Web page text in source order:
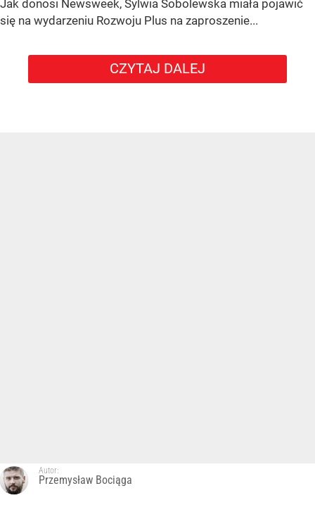
Jak donosi Newsweek, Sylwia Sobolewska miała pojawić
się na wydarzeniu Rozwoju Plus na zaproszenie...
CZYTAJ DALEJ
Autor:
Przemysław Bociąga